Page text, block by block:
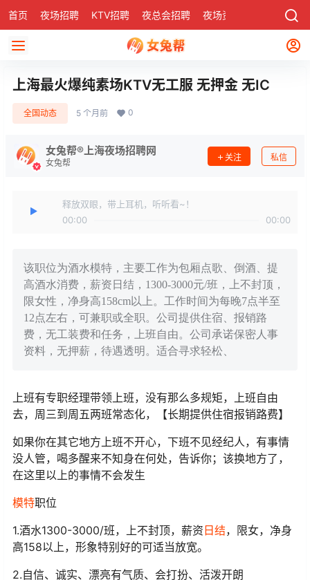
首页 夜场招聘 KTV招聘 夜总会招聘 夜场资讯 社区
上海最火爆纯素场KTV无工服 无押金 无IC
全国动态 5 个月前 0
女兔帮®上海夜场招聘网
女兔帮
关注 私信
释放双眼，带上耳机，听听看~！
00:00
00:00
该职位为酒水模特，主要工作为包厢点歌、倒酒、提
高酒水消费，薪资日结，1300-3000元/班，上不封顶，
限女性，净身高158cm以上。工作时间为每晚7点半至
12点左右，可兼职或全职。公司提供住宿、报销路
费，无工装费和任务，上班自由。公司承诺保密人事
资料，无押薪，待遇透明。适合寻求轻松、
上班有专职经理带领上班，没有那么多规矩，上班自由
去，周三到周五两班常态化，【长期提供住宿报销路费】
如果你在其它地方上班不开心，下班不见经纪人，有事情
没人管，喝多醒来不知身在何处，告诉你；该换地方了，
在这里以上的事情不会发生
模特职位
1.酒水1300-3000/班，上不封顶，薪资 日结，限女，净身
高158以上，形象特别好的可适当放宽。
2.自信、诚实、漂亮有气质、会打扮、活泼开朗